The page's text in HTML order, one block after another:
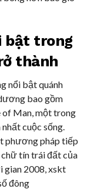
bật trong
thành
nổi bật quánh
bao gồm
Man, một trong
cuộc sống.
phương pháp tiếp
tín trái đất của
gian 2008, xskt
đông